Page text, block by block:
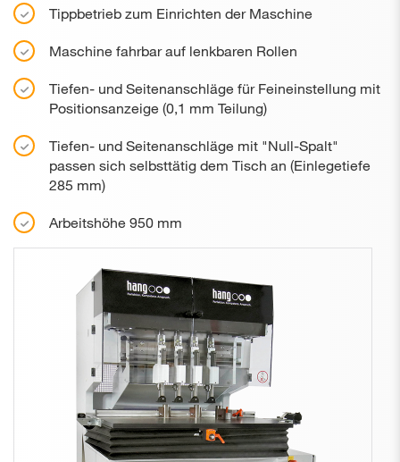
Tippbetrieb zum Einrichten der Maschine
Maschine fahrbar auf lenkbaren Rollen
Tiefen- und Seitenanschläge für Feineinstellung mit
Positionsanzeige (0,1 mm Teilung)
Tiefen- und Seitenanschläge mit "Null-Spalt"
passen sich selbsttätig dem Tisch an (Einlegetiefe
285 mm)
Arbeitshöhe 950 mm